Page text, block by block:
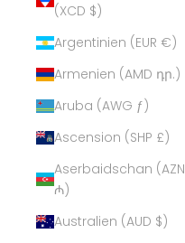
(XCD $)
Argentinien (EUR €)
Armenien (AMD դր.)
Aruba (AWG ƒ)
Ascension (SHP £)
Aserbaidschan (AZN
₼)
Australien (AUD $)